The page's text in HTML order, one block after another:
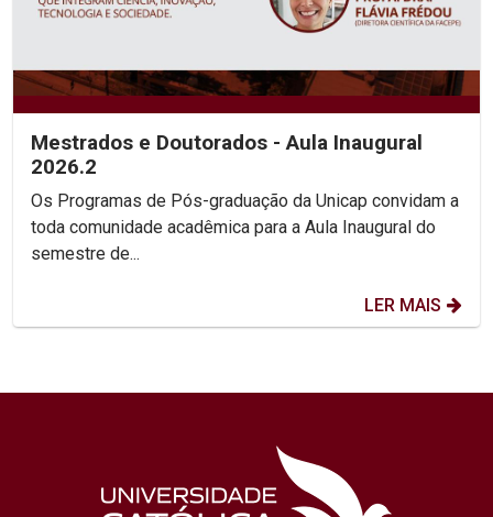
Mestrados e Doutorados - Aula Inaugural
2026.2
Os Programas de Pós-graduação da Unicap convidam a
toda comunidade acadêmica para a Aula Inaugural do
semestre de...
LER MAIS